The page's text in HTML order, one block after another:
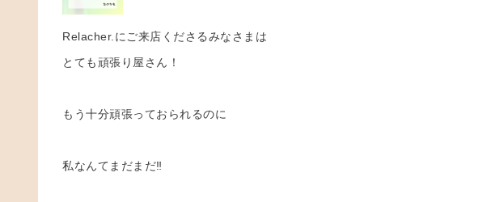
Relacher.にご来店くださるみなさまは
とても頑張り屋さん！
もう十分頑張っておられるのに
私なんてまだまだ‼️